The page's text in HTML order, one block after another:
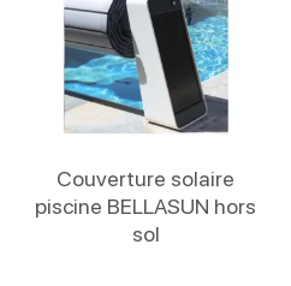
Couverture solaire
piscine BELLASUN hors
sol